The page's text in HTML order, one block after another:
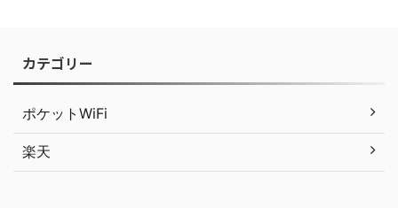
カテゴリー
ポケットWiFi
楽天